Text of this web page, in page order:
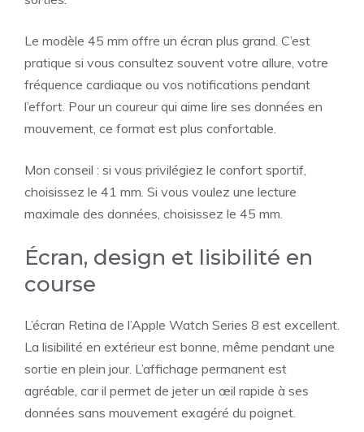
Le modèle 45 mm offre un écran plus grand. C’est
pratique si vous consultez souvent votre allure, votre
fréquence cardiaque ou vos notifications pendant
l’effort. Pour un coureur qui aime lire ses données en
mouvement, ce format est plus confortable.
Mon conseil : si vous privilégiez le confort sportif,
choisissez le 41 mm. Si vous voulez une lecture
maximale des données, choisissez le 45 mm.
Écran, design et lisibilité en
course
L’écran Retina de l’Apple Watch Series 8 est excellent.
La lisibilité en extérieur est bonne, même pendant une
sortie en plein jour. L’affichage permanent est
agréable, car il permet de jeter un œil rapide à ses
données sans mouvement exagéré du poignet.